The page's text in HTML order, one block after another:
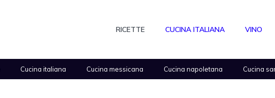
RICETTE CUCINA ITALIANA VINO
Cucina italiana Cucina messicana Cucina napoletana Cucina